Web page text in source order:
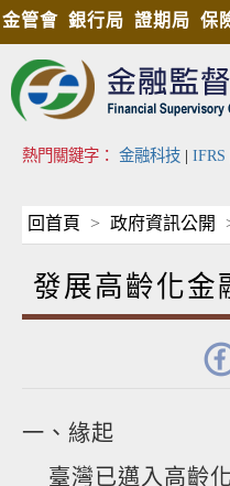
金管會 銀行局 證期局 保
熱門關鍵字： 金融科技 | IFRS
回首頁 政府資訊公開
發展高齡化金
一、緣起
臺灣已邁入高齡